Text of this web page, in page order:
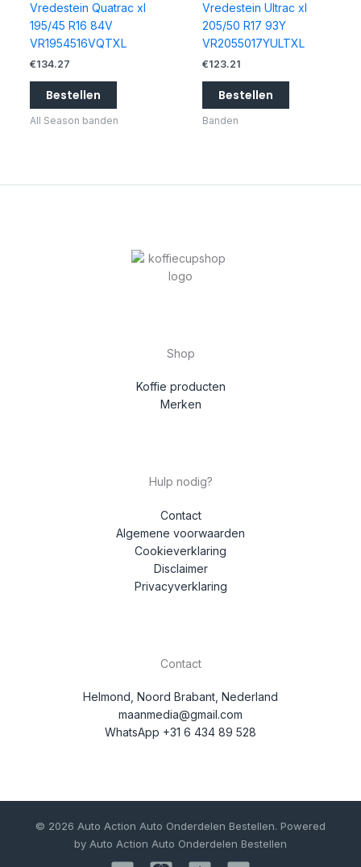
Vredestein Quatrac xl
195/45 R16 84V
VR1954516VQTXL
€134.27
Bestellen
All Season banden
Vredestein Ultrac xl
205/50 R17 93Y
VR2055017YULTXL
€123.21
Bestellen
Banden
Shop
Koffie producten
Merken
Hulp nodig?
Contact
Algemene voorwaarden
Cookieverklaring
Disclaimer
Privacyverklaring
Contact
Helmond, Noord Brabant, Nederland
maanmedia@gmail.com
WhatsApp +31 6 434 89 528
© 2026 Auto Action Auto Onderdelen Bestellen. Powered
by Auto Action Auto Onderdelen Bestellen